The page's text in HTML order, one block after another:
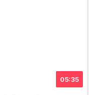
05:35